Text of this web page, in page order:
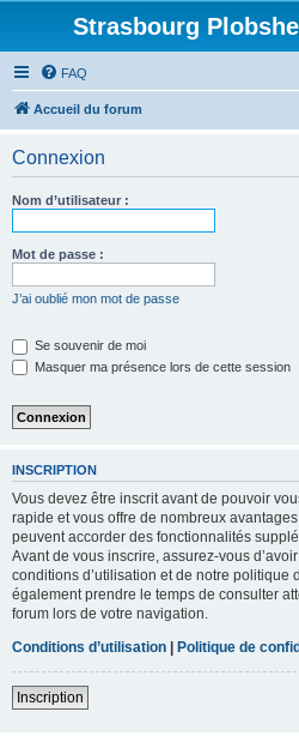
Strasbourg
FAQ
Accueil du forum
Connexion
Nom d’utilisateur :
Mot de passe :
J’ai oublié mon mot de passe
Se souvenir de moi
Masquer ma présence lors de cette session
INSCRIPTION
Vous devez être inscrit avant de pouvoir
rapide et vous offre de nombreux
peuvent accorder des fonctionnalités
Avant de vous inscrire, assurez-vous
conditions d’utilisation et de notre politique
également prendre le temps de consulter
forum lors de votre navigation.
Conditions d’utilisation | Politique de
Inscription